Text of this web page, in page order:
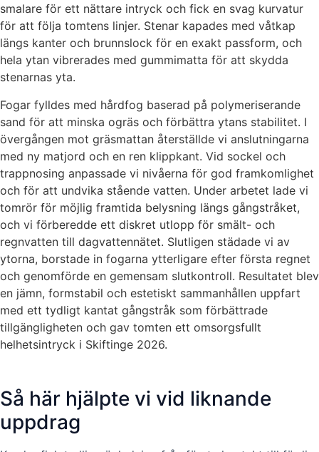
smalare för ett nättare intryck och fick en svag kurvatur
för att följa tomtens linjer. Stenar kapades med våtkap
längs kanter och brunnslock för en exakt passform, och
hela ytan vibrerades med gummimatta för att skydda
stenarnas yta.
Fogar fylldes med hårdfog baserad på polymeriserande
sand för att minska ogräs och förbättra ytans stabilitet. I
övergången mot gräsmattan återställde vi anslutningarna
med ny matjord och en ren klippkant. Vid sockel och
trappnosing anpassade vi nivåerna för god framkomlighet
och för att undvika stående vatten. Under arbetet lade vi
tomrör för möjlig framtida belysning längs gångstråket,
och vi förberedde ett diskret utlopp för smält- och
regnvatten till dagvattennätet. Slutligen städade vi av
ytorna, borstade in fogarna ytterligare efter första regnet
och genomförde en gemensam slutkontroll. Resultatet blev
en jämn, formstabil och estetiskt sammanhållen uppfart
med ett tydligt kantat gångstråk som förbättrade
tillgängligheten och gav tomten ett omsorgsfullt
helhetsintryck i Skiftinge 2026.
Så här hjälpte vi vid liknande
uppdrag